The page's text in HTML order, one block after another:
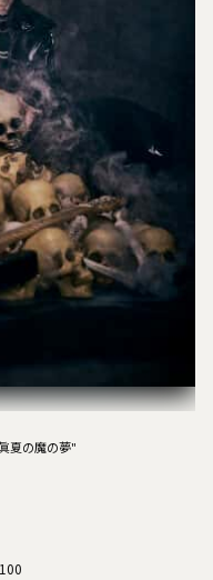
夏の魔の夢"